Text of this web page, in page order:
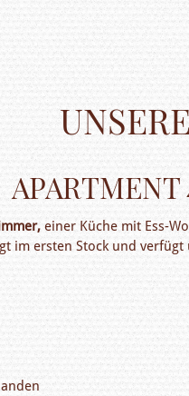
APARTMENT
einer Küche mit Ess-
im ersten Stock und